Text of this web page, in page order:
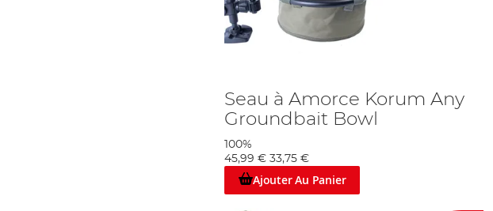
Seau à Amorce Korum Any
Groundbait Bowl
100%
45,99 € 33,75 €
Ajouter Au Panier